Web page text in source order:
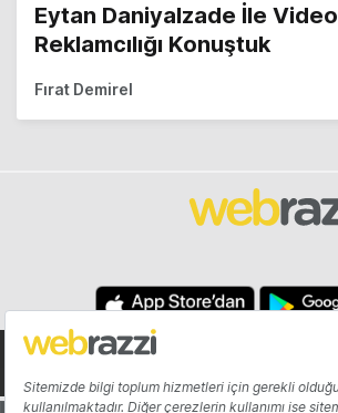
Eytan Daniyalzade İle Video
Reklamcılığı Konuştuk
Fırat Demirel